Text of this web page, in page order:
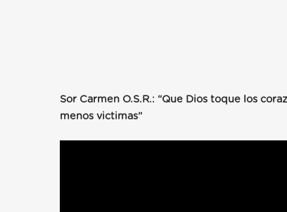
Sor Carmen O.S.R.: “Que Dios toque los
menos victimas”